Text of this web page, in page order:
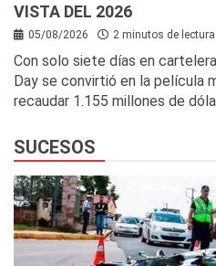
VISTA DEL 2026
05/08/2026 2 minutos de lectura
Con solo siete días en
Day se convirtió en la película
recaudar 1.155 millones de
SUCESOS